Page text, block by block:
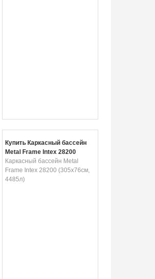
Купить Каркасный бассейн
Metal Frame Intex 28200
(305х76см, 4485л)
Каркасный бассейн Metal
Frame Intex 28200 (305х76см,
4485л)